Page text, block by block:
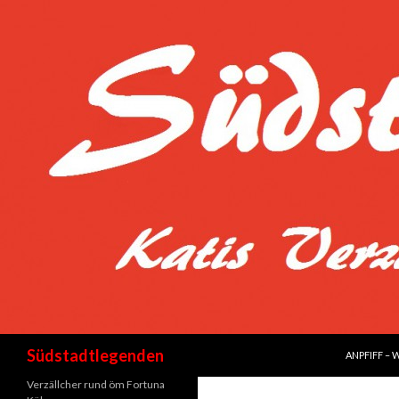
Südstadtlegenden
ANPFIFF –
Verzällcher rund öm Fortuna